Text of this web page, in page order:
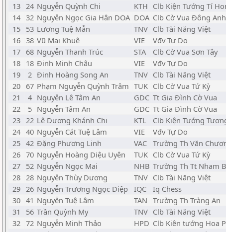
13 24 Nguyễn Quỳnh Chi KTH Clb Kiện Tướng Tí
14 32 Nguyễn Ngọc Gia Hân DOA DOA Clb Cờ Vua Đông Anh
15 53 Lương Tuệ Mẫn TNV Clb Tài Năng Việt
16 38 Vũ Mai Khuê VIE Vđv Tự Do
17 68 Nguyễn Thanh Trúc STA Clb Cờ Vua Sơn Tây
18 18 Đinh Minh Châu VIE Vđv Tự Do
19
2 Đinh Hoàng Song An TNV Clb Tài Năng Việt
20 67 Phạm Nguyễn Quỳnh Trâm TUK Clb Cờ Vua Tứ Kỳ
21
4 Nguyễn Lê Tâm An GDC Tt Gia Đình Cờ Vua
22
5 Nguyễn Tâm An GDC Tt Gia Đình Cờ Vua
23 22 Lê Dương Khánh Chi KTL Clb Kiện Tướng
24 40 Nguyễn Cát Tuệ Lâm VIE Vđv Tự Do
25 42 Đặng Phương Linh VAC Trường Th Văn
26 70 Nguyễn Hoàng Diệu Uyên TUK Clb Cờ Vua Tứ Kỳ
27 52 Nguyễn Ngọc Mai NHB Trường Th Tt Nham
28 28 Nguyễn Thùy Dương TNV Clb Tài Năng Việt
29 26 Nguyễn Trương Ngọc Diệp IQC Iq Chess
30 41 Nguyễn Tuệ Lâm TAN Trường Th Tràng An
31
56 Trần Quỳnh My TNV Clb Tài Năng Việt
32 72 Nguyễn Minh Thảo HPD Clb Kiên tướng Hoa